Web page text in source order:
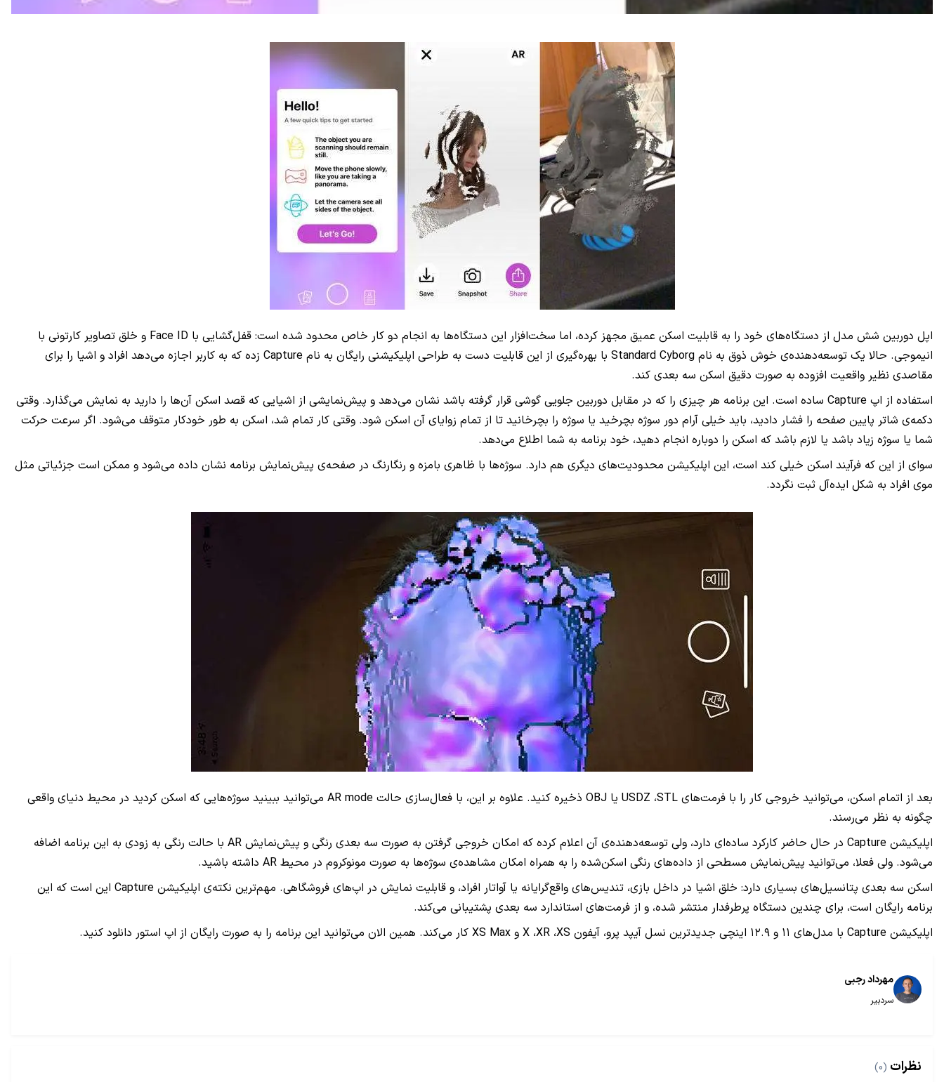
اپل دوربین شش مدل از دستگاه‌های خود را به قابلیت اسکن عمیق مجهز کرده، اما سخت‌افزار این دستگاه‌ها به انجام دو کار خاص محدود شده است: قفل‌گشایی با Face ID و خلق تصاویر کارتونی با
انیموجی. حالا یک توسعه‌دهنده‌ی خوش ذوق به نام Standard Cyborg با بهره‌گیری از این قابلیت دست به طراحی اپلیکیشنی رایگان به نام Capture زده که به کاربر اجازه می‌دهد افراد و اشیا را برای
مقاصدی نظیر واقعیت افزوده به صورت دقیق اسکن سه بعدی کند.
استفاده از اپ Capture ساده است. این برنامه هر چیزی را که در مقابل دوربین جلویی گوشی قرار گرفته باشد نشان می‌دهد و پیش‌نمایشی از اشیایی که قصد اسکن آن‌ها را دارید به نمایش می‌گذارد. وقتی
دکمه‌ی شاتر پایین صفحه را فشار دادید، باید خیلی آرام دور سوژه بچرخید یا سوژه را بچرخانید تا از تمام زوایای آن اسکن شود. وقتی کار تمام شد، اسکن به طور خودکار متوقف می‌شود. اگر سرعت حرکت
شما یا سوژه زیاد باشد یا لازم باشد که اسکن را دوباره انجام دهید، خود برنامه به شما اطلاع می‌دهد.
سوای از این که فرآیند اسکن خیلی کند است، این اپلیکیشن محدودیت‌های دیگری هم دارد. سوژه‌ها با ظاهری بامزه و رنگارنگ در صفحه‌ی پیش‌نمایش برنامه نشان داده می‌شود و ممکن است جزئیاتی مثل
موی افراد به شکل ایده‌آل ثبت نگردد.
بعد از اتمام اسکن، می‌توانید خروجی کار را با فرمت‌های USDZ ،STL یا OBJ ذخیره کنید. علاوه بر این، با فعال‌سازی حالت AR mode می‌توانید ببینید سوژه‌هایی که اسکن کردید در محیط دنیای واقعی
چگونه به نظر می‌رسند.
اپلیکیشن Capture در حال حاضر کارکرد ساده‌ای دارد، ولی توسعه‌دهنده‌ی آن اعلام کرده که امکان خروجی گرفتن به صورت سه بعدی رنگی و پیش‌نمایش AR با حالت رنگی به زودی به این برنامه اضافه
می‌شود. ولی فعلا، می‌توانید پیش‌نمایش مسطحی از داده‌های رنگی اسکن‌شده را به همراه امکان مشاهده‌ی سوژه‌ها به صورت مونوکروم در محیط AR داشته باشید.
اسکن سه بعدی پتانسیل‌های بسیاری دارد: خلق اشیا در داخل بازی، تندیس‌های واقع‌گرایانه یا آواتار افراد، و قابلیت نمایش در اپ‌های فروشگاهی. مهم‌ترین نکته‌ی اپلیکیشن Capture این است که این
برنامه رایگان است، برای چندین دستگاه پرطرفدار منتشر شده، و از فرمت‌های استاندارد سه بعدی پشتیبانی می‌کند.
اپلیکیشن Capture با مدل‌های ۱۱ و ۱۲.۹ اینچی جدیدترین نسل آیپد پرو، آیفون X ،XR ،XS و XS Max کار می‌کند. همین الان می‌توانید این برنامه را به صورت رایگان از اپ استور دانلود کنید.
مهرداد رجبی
سردبیر
نظرات (0)